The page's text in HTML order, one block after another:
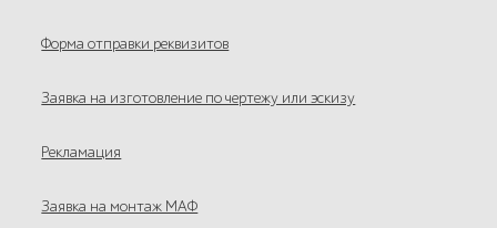
Форма отправки реквизитов
Заявка на изготовление по чертежу или эскизу
Рекламация
Заявка на монтаж МАФ